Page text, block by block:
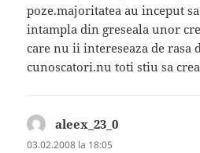
poze.majoritatea au inceput
intampla din greseala unor
care nu ii intereseaza de rasa
cunoscatori.nu toti stiu sa
aleex_23_0
03.02.2008 la 18:05